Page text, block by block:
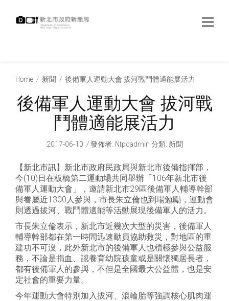
Home 新聞 後備軍人運動大會 拔河戰鬥體適能展活力
後備軍人運動大會 拔河戰
鬥體適能展活力
2017-06-10 發佈者: Ntpcadmin 分類: 新聞
【新北市訊】新北市政府民政局與新北市後備指揮部，
今(10)日在板橋第二運動場共同舉辦「106年新北市後
備軍人運動大會」，邀請新北市29區後備軍人輔導幹部
與眷屬近1300人參與，市長朱立倫也到場勉勵，運動會
則透過拔河、戰鬥體適能等活動展現後備軍人的活力。
市長朱立倫表示，新北市近幾次大型的災害，後備軍人
輔導幹部都在第一時間迅速動員協助救災，對地區的重
建功不可沒，此外新北市的後備軍人也積極參與公益服
務，不論是捐血、認養育幼院孩童或是關懷獨居長者，
都有後備軍人的參與，不但是全國最大公益體，也是安
定社會的重要力量。
今年運動大會特別加入拔河、滾輪胎等強調核心肌肉運